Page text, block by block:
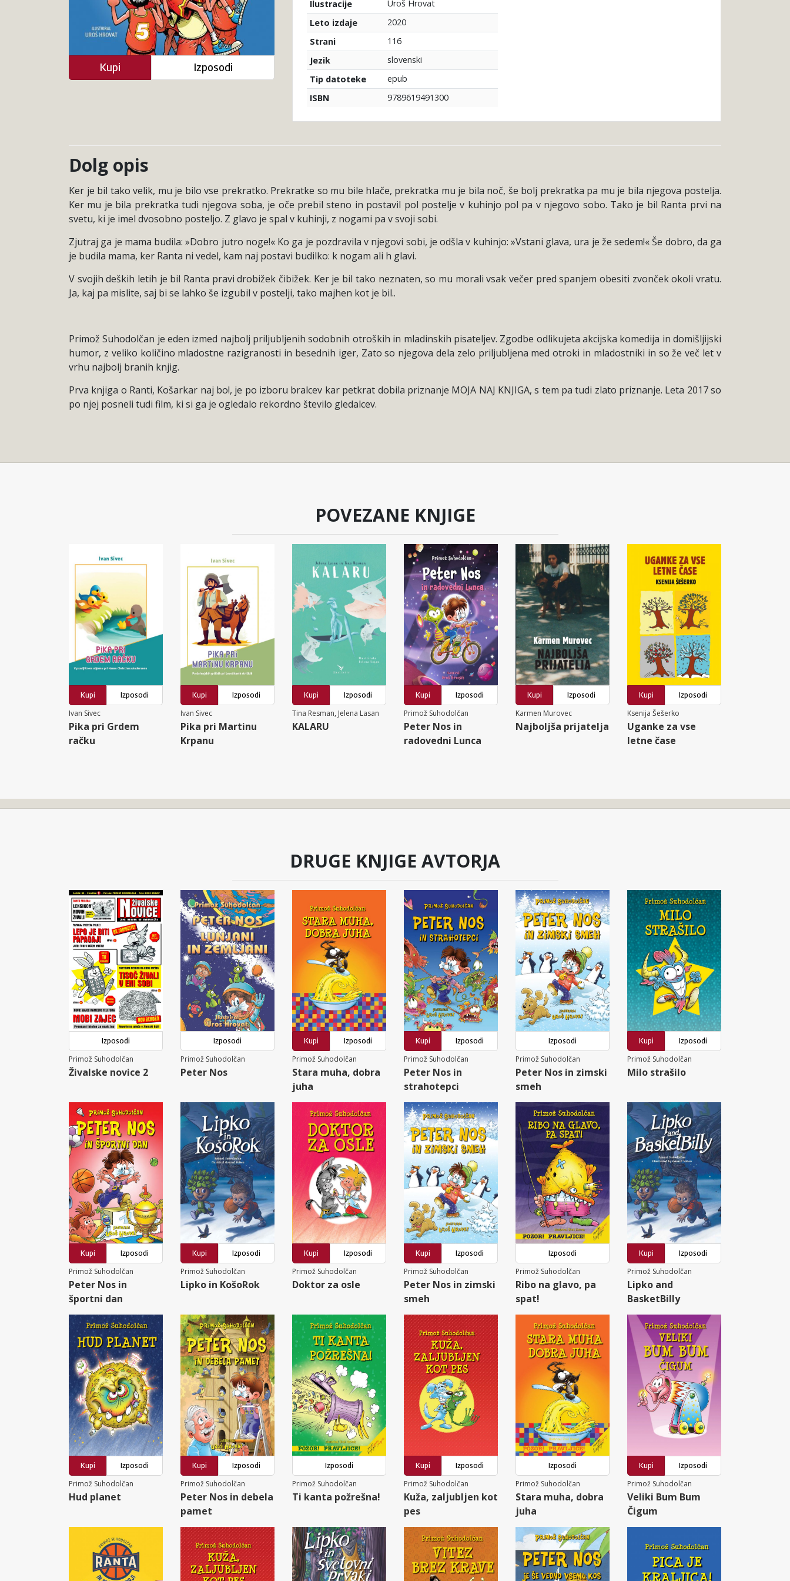
Ilustracije
Uroš Hrovat
Leto izdaje
2020
Strani
116
Jezik
slovenski
Tip datoteke
epub
ISBN
9789619491300
Kupi Izposodi
Dolg opis
Ker je bil tako velik, mu je bilo vse prekratko. Prekratke so mu bile hlače, prekratka mu je bila noč, še bolj prekratka pa mu je bila njegova postelja.
Ker mu je bila prekratka tudi njegova soba, je oče prebil steno in postavil pol postelje v kuhinjo pol pa v njegovo sobo. Tako je bil Ranta prvi na
svetu, ki je imel dvosobno posteljo. Z glavo je spal v kuhinji, z nogami pa v svoji sobi.
Zjutraj ga je mama budila: »Dobro jutro noge!« Ko ga je pozdravila v njegovi sobi, je odšla v kuhinjo: »Vstani glava, ura je že sedem!« Še dobro, da ga
je budila mama, ker Ranta ni vedel, kam naj postavi budilko: k nogam ali h glavi.
V svojih deških letih je bil Ranta pravi drobižek čibižek. Ker je bil tako neznaten, so mu morali vsak večer pred spanjem obesiti zvonček okoli vratu.
Ja, kaj pa mislite, saj bi se lahko še izgubil v postelji, tako majhen kot je bil..
Primož Suhodolčan je eden izmed najbolj priljubljenih sodobnih otroških in mladinskih pisateljev. Zgodbe odlikujeta akcijska komedija in domišljijski
humor, z veliko količino mladostne razigranosti in besednih iger, Zato so njegova dela zelo priljubljena med otroki in mladostniki in so že več let v
vrhu najbolj branih knjig.
Prva knjiga o Ranti, Košarkar naj bo!, je po izboru bralcev kar petkrat dobila priznanje MOJA NAJ KNJIGA, s tem pa tudi zlato priznanje. Leta 2017 so
po njej posneli tudi film, ki si ga je ogledalo rekordno število gledalcev.
POVEZANE KNJIGE
Kupi
Izposodi
Ivan Sivec
Pika pri Grdem
račku
Kupi
Izposodi
Ivan Sivec
Pika pri Martinu
Krpanu
Kupi
Izposodi
Tina Resman, Jelena Lasan
KALARU
Kupi
Izposodi
Primož Suhodolčan
Peter Nos in
radovedni Lunca
Kupi
Izposodi
Karmen Murovec
Najboljša prijatelja
Kupi
Izposodi
Ksenija Šešerko
Uganke za vse
letne čase
DRUGE KNJIGE AVTORJA
Izposodi
Primož Suhodolčan
Živalske novice 2
Izposodi
Primož Suhodolčan
Peter Nos
Kupi
Izposodi
Primož Suhodolčan
Stara muha, dobra
juha
Kupi
Izposodi
Primož Suhodolčan
Peter Nos in
strahotepci
Izposodi
Primož Suhodolčan
Peter Nos in zimski
smeh
Kupi
Izposodi
Primož Suhodolčan
Milo strašilo
Kupi
Izposodi
Primož Suhodolčan
Peter Nos in
športni dan
Kupi
Izposodi
Primož Suhodolčan
Lipko in KošoRok
Kupi
Izposodi
Primož Suhodolčan
Doktor za osle
Kupi
Izposodi
Primož Suhodolčan
Peter Nos in zimski
smeh
Izposodi
Primož Suhodolčan
Ribo na glavo, pa
spat!
Kupi
Izposodi
Primož Suhodolčan
Lipko and
BasketBilly
Kupi
Izposodi
Primož Suhodolčan
Hud planet
Kupi
Izposodi
Primož Suhodolčan
Peter Nos in debela
pamet
Izposodi
Primož Suhodolčan
Ti kanta požrešna!
Kupi
Izposodi
Primož Suhodolčan
Kuža, zaljubljen kot
pes
Izposodi
Primož Suhodolčan
Stara muha, dobra
juha
Kupi
Izposodi
Primož Suhodolčan
Veliki Bum Bum
Čigum